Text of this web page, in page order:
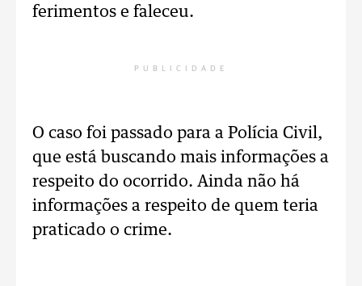
ferimentos e faleceu.
PUBLICIDADE
O caso foi passado para a Polícia Civil,
que está buscando mais informações a
respeito do ocorrido. Ainda não há
informações a respeito de quem teria
praticado o crime.